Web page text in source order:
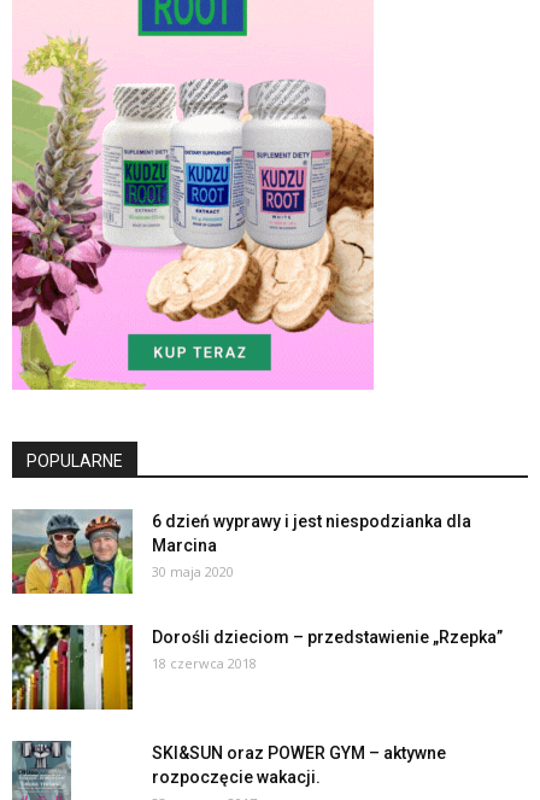
POPULARNE
6 dzień wyprawy i jest niespodzianka dla
Marcina
30 maja 2020
Dorośli dzieciom – przedstawienie „Rzepka”
18 czerwca 2018
SKI&SUN oraz POWER GYM – aktywne
rozpoczęcie wakacji.